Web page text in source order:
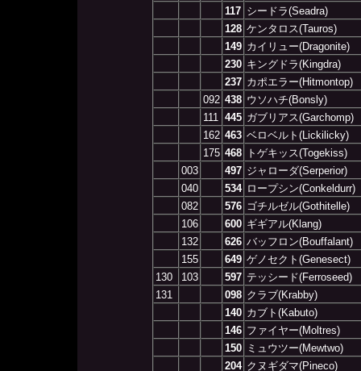
117 シードラ(Seadra)
128 ケンタロス(Tauros)
149 カイリュー(Dragonite)
230 キングドラ(Kingdra)
237 カポエラー(Hitmontop)
092 438 ウソハチ(Bonsly)
111
445 ガブリアス(Garchomp)
162 463 ベロベルト(Lickilicky)
175 468
トゲキッス(Togekiss)
003
497 ジャローダ(Serperior)
040
534 ロープシン(Conkeldurr)
082
576 ゴチルゼル(Gothitelle)
106
600 ギギアル(Klang)
132
626 バッフロン(Bouffalant)
155
649 ゲノセクト(Genesect)
130
103 597 テッシード(Ferroseed)
131
098 クラブ(Krabby)
140 カブト(Kabuto)
146 ファイヤー(Moltres)
150
ミュウツー(Mewtwo)
204 クヌギダマ(Pineco)